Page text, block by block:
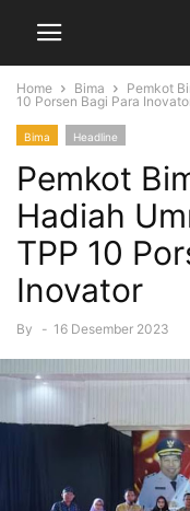
Home Bima
Pemkot
10 Porsen Bagi Para
Bima Headline
Pemkot
Hadiah
TPP 10
Inovator
By - 16 Desember 2023